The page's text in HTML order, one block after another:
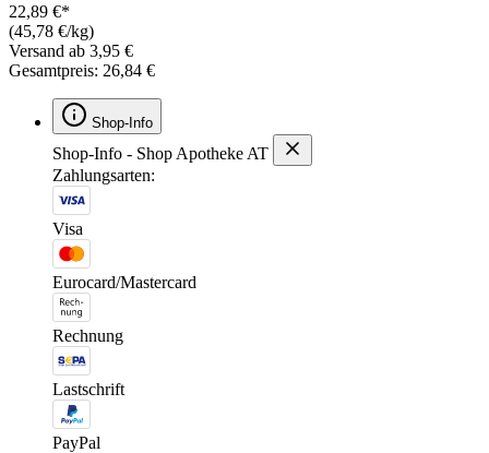
22,89 €*
(45,78 €/kg)
Versand ab 3,95 €
Gesamtpreis: 26,84 €
Shop-Info
Shop-Info - Shop Apotheke AT
Zahlungsarten:
Visa
Eurocard/Mastercard
Rechnung
Lastschrift
PayPal